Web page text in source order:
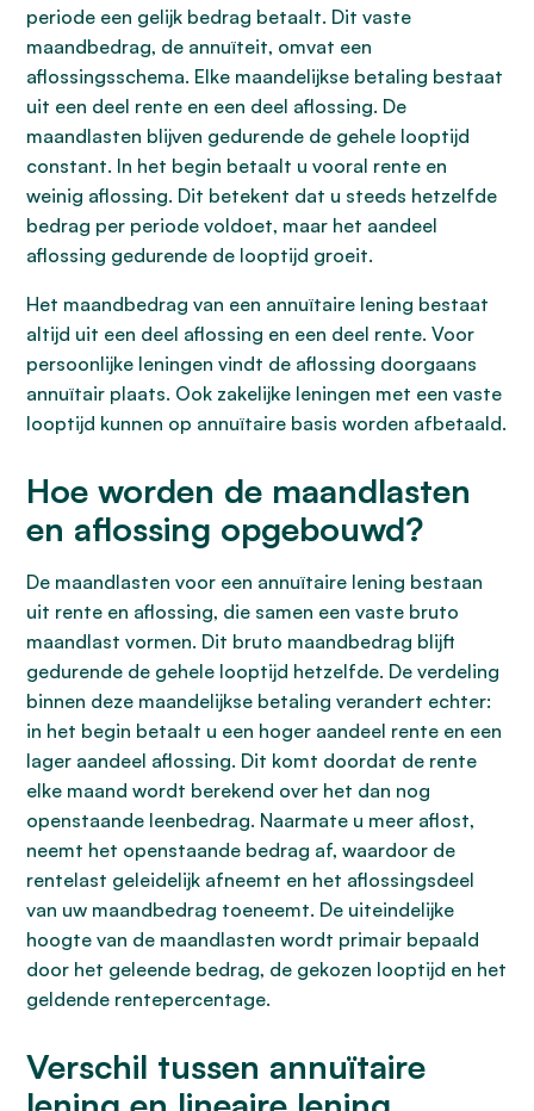
periode een gelijk bedrag betaalt. Dit vaste
maandbedrag, de annuïteit, omvat een
aflossingsschema. Elke maandelijkse betaling bestaat
uit een deel rente en een deel aflossing. De
maandlasten blijven gedurende de gehele looptijd
constant. In het begin betaalt u vooral rente en
weinig aflossing. Dit betekent dat u steeds hetzelfde
bedrag per periode voldoet, maar het aandeel
aflossing gedurende de looptijd groeit.
Het maandbedrag van een annuïtaire lening bestaat
altijd uit een deel aflossing en een deel rente. Voor
persoonlijke leningen vindt de aflossing doorgaans
annuïtair plaats. Ook zakelijke leningen met een vaste
looptijd kunnen op annuïtaire basis worden afbetaald.
Hoe worden de maandlasten
en aflossing opgebouwd?
De maandlasten voor een annuïtaire lening bestaan
uit rente en aflossing, die samen een vaste bruto
maandlast vormen. Dit bruto maandbedrag blijft
gedurende de gehele looptijd hetzelfde. De verdeling
binnen deze maandelijkse betaling verandert echter:
in het begin betaalt u een hoger aandeel rente en een
lager aandeel aflossing. Dit komt doordat de rente
elke maand wordt berekend over het dan nog
openstaande leenbedrag. Naarmate u meer aflost,
neemt het openstaande bedrag af, waardoor de
rentelast geleidelijk afneemt en het aflossingsdeel
van uw maandbedrag toeneemt. De uiteindelijke
hoogte van de maandlasten wordt primair bepaald
door het geleende bedrag, de gekozen looptijd en het
geldende rentepercentage.
Verschil tussen annuïtaire